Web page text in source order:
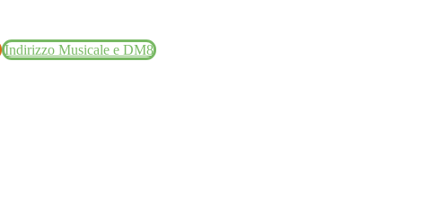
Indirizzo Musicale e DM8